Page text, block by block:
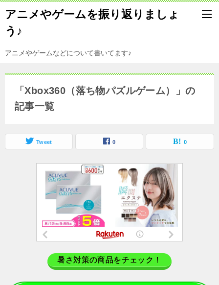
アニメやゲームを振り返りましょ
う♪
アニメやゲームなどについて書いてます♪
「Xbox360（落ち物パズルゲーム）」の
記事一覧
Tweet 0 0
暑さ対策の商品をチェック！